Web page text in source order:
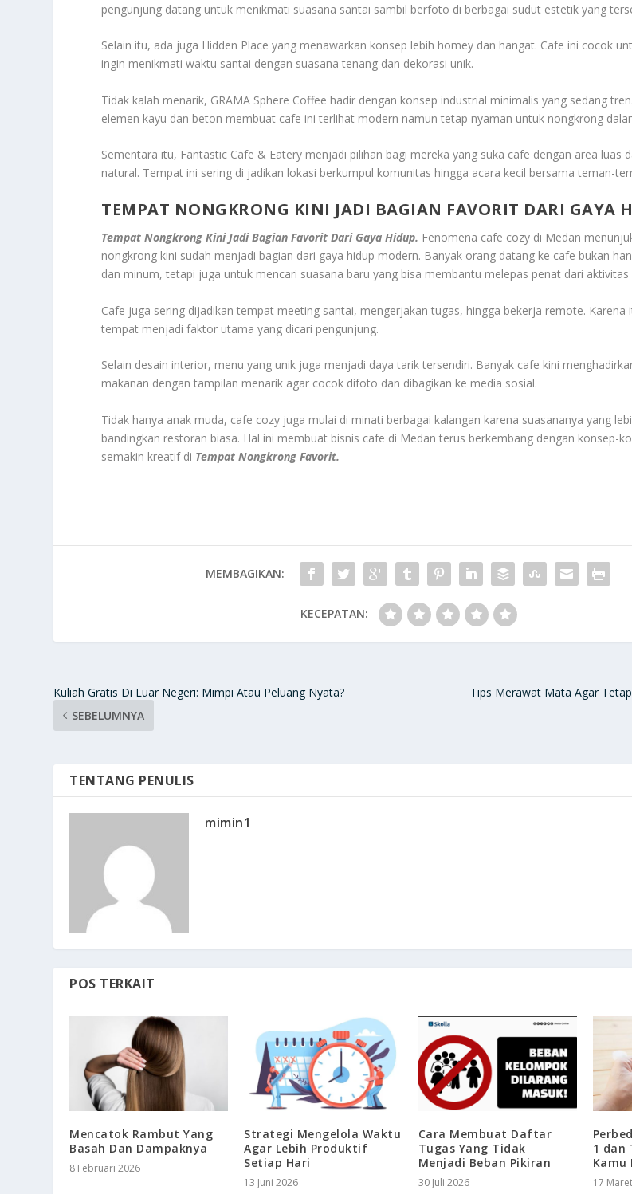
pengunjung datang untuk menikmati suasana santai sambil berfoto di berbagai sudut estetik yang
Selain itu, ada juga Hidden Place yang menawarkan konsep lebih homey dan hangat. Cafe ini cocok
ingin menikmati waktu santai dengan suasana tenang dan dekorasi unik.
Tidak kalah menarik, GRAMA Sphere Coffee hadir dengan konsep industrial minimalis yang sedang
elemen kayu dan beton membuat cafe ini terlihat modern namun tetap nyaman untuk nongkrong
Sementara itu, Fantastic Cafe & Eatery menjadi pilihan bagi mereka yang suka cafe dengan area luas
natural. Tempat ini sering di jadikan lokasi berkumpul komunitas hingga acara kecil bersama teman-
TEMPAT NONGKRONG KINI JADI BAGIAN FAVORIT DARI GAYA
Tempat Nongkrong Kini Jadi Bagian Favorit Dari Gaya Hidup. Fenomena cafe cozy di Medan
nongkrong kini sudah menjadi bagian dari gaya hidup modern. Banyak orang datang ke cafe bukan
dan minum, tetapi juga untuk mencari suasana baru yang bisa membantu melepas penat dari aktivitas
Cafe juga sering dijadikan tempat meeting santai, mengerjakan tugas, hingga bekerja remote. Karena
tempat menjadi faktor utama yang dicari pengunjung.
Selain desain interior, menu yang unik juga menjadi daya tarik tersendiri. Banyak cafe kini
makanan dengan tampilan menarik agar cocok difoto dan dibagikan ke media sosial.
Tidak hanya anak muda, cafe cozy juga mulai di minati berbagai kalangan karena suasananya yang
bandingkan restoran biasa. Hal ini membuat bisnis cafe di Medan terus berkembang dengan konsep-
semakin kreatif di Tempat Nongkrong Favorit.
MEMBAGIKAN:
KECEPATAN:
Kuliah Gratis Di Luar Negeri: Mimpi Atau Peluang Nyata?
SEBELUMNYA
Tips Merawat Mata Agar
TENTANG PENULIS
mimin1
POS TERKAIT
Mencatok Rambut Yang
Basah Dan Dampaknya
8 Februari 2026
Strategi Mengelola Waktu
Agar Lebih Produktif
Setiap Hari
13 Juni 2026
Cara Membuat Daftar
Tugas Yang Tidak
Menjadi Beban Pikiran
30 Juli 2026
1 dan
Kamu
17